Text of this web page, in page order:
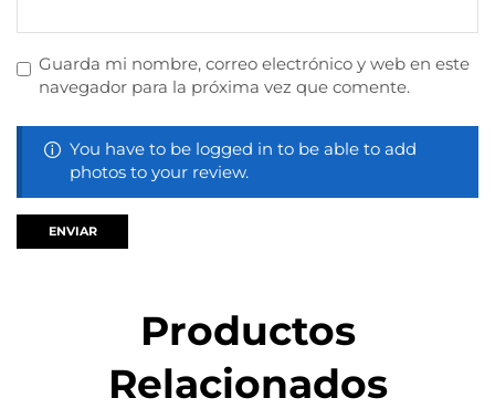
Guarda mi nombre, correo electrónico y web en este
navegador para la próxima vez que comente.
You have to be logged in to be able to add
photos to your review.
Productos
Relacionados